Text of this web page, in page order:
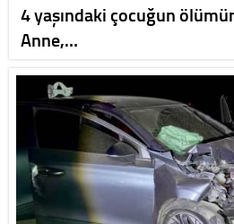
4 yaşındaki çocuğun
Anne,…